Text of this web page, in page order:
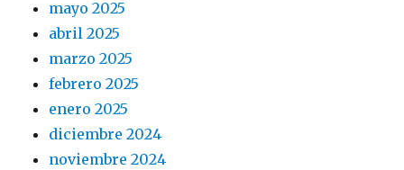
mayo 2025
abril 2025
marzo 2025
febrero 2025
enero 2025
diciembre 2024
noviembre 2024